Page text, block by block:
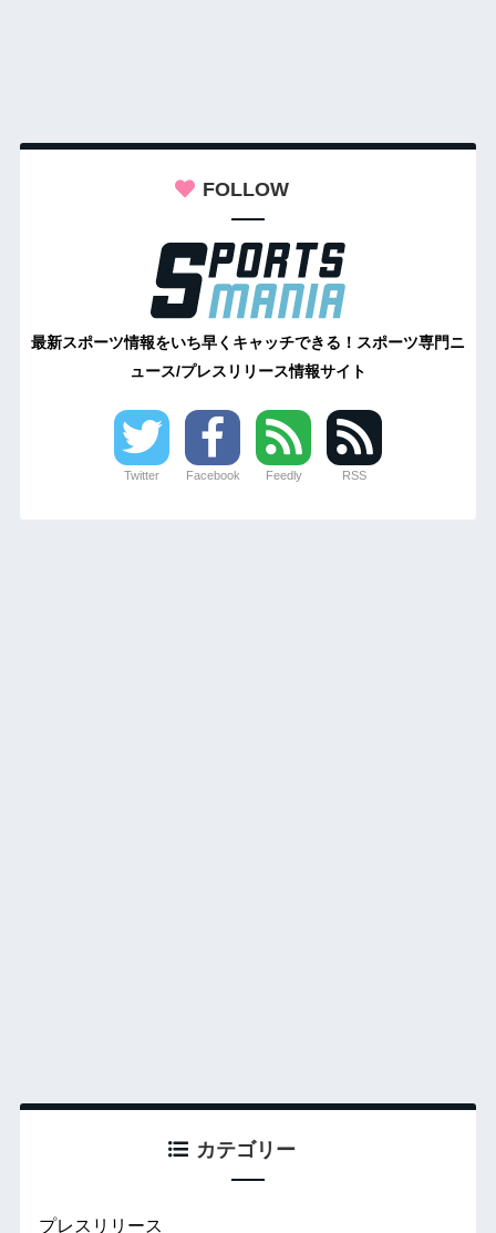
FOLLOW
最新スポーツ情報をいち早くキャッチできる！スポーツ専門ニ
ュース/プレスリリース情報サイト
Twitter Facebook Feedly RSS
カテゴリー
プレスリリース